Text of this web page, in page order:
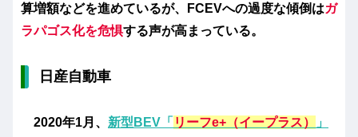
算増額などを進めているが、FCEVへの過度な傾倒はガ
ラパゴス化を危惧する声が高まっている。
日産自動車
2020年1月、 新型BEV「 リーフe+（イープラス）
」